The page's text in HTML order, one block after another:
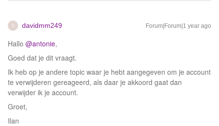
D davidmm249 Forum|Forum|1 year ago
Hallo @antonie,
Goed dat je dit vraagt.
Ik heb op je andere topic waar je hebt aangegeven om je account
te verwijderen gereageerd, als daar je akkoord gaat dan
verwijder ik je account.
Groet,
Ilan